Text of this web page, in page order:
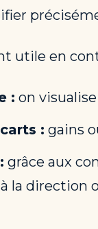
utile en
: on
: gains
grâce aux
la direction